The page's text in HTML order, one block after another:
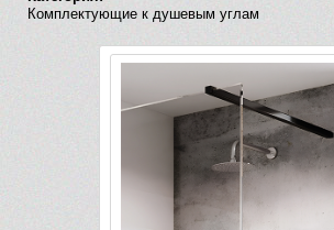
Комплектующие к душевым углам